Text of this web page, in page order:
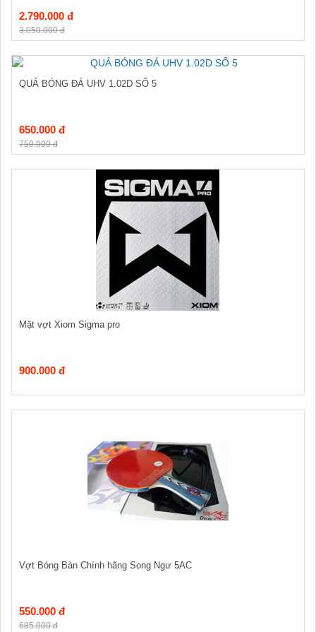
2.790.000 đ
3.050.000 đ
QUẢ BÓNG ĐÁ UHV 1.02D SỐ 5
650.000 đ
750.000 đ
Mặt vợt Xiom Sigma pro
900.000 đ
Vợt Bóng Bàn Chính hãng Song Ngư 5AC
550.000 đ
685.000 đ